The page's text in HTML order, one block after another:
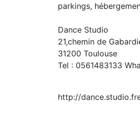
parkings,
Dance Studio
21,chemin de
31200 Toulouse
Tel : 0561483133
http://